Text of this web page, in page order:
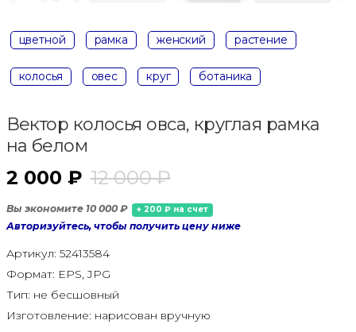
цветной рамка женский растение
колосья овес круг ботаника
Вектор колосья овса, круглая рамка
на белом
2 000 ₽ 12 000 ₽
Вы экономите 10 000 ₽ + 200 ₽ на счет
Авторизуйтесь, чтобы получить цену ниже
Артикул: 52413584
Формат: EPS, JPG
Тип: не бесшовный
Изготовление: нарисован вручную